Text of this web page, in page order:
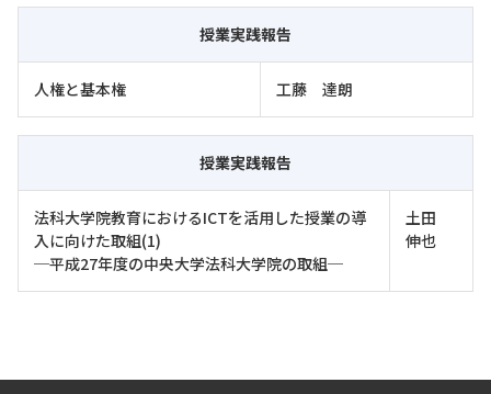
授業実践報告
人権と基本権 工藤 達朗
授業実践報告
法科大学院教育におけるICTを活用した授業の導
入に向けた取組(1)
─平成27年度の中央大学法科大学院の取組─
土田
伸也